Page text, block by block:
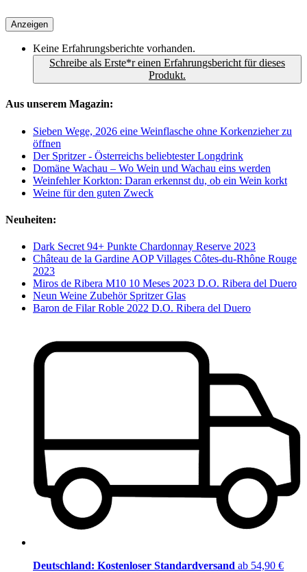
Anzeigen
Keine Erfahrungsberichte vorhanden.
Schreibe als Erste*r einen Erfahrungsbericht für dieses
Produkt.
Aus unserem Magazin:
Sieben Wege, 2026 eine Weinflasche ohne Korkenzieher zu
öffnen
Der Spritzer - Österreichs beliebtester Longdrink
Domäne Wachau – Wo Wein und Wachau eins werden
Weinfehler Korkton: Daran erkennst du, ob ein Wein korkt
Weine für den guten Zweck
Neuheiten:
Dark Secret 94+ Punkte Chardonnay Reserve 2023
Château de la Gardine AOP Villages Côtes-du-Rhône Rouge
2023
Miros de Ribera M10 10 Meses 2023 D.O. Ribera del Duero
Neun Weine Zubehör Spritzer Glas
Baron de Filar Roble 2022 D.O. Ribera del Duero
Deutschland: Kostenloser Standardversand ab 54,90 €